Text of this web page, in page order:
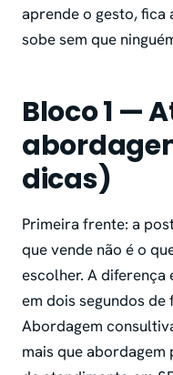
aprende o gesto,
sobe sem que
Bloco 1 —
dicas)
Primeira frente: a
que vende não é o
escolher. A
em dois segundos de
Abordagem
mais que abordagem